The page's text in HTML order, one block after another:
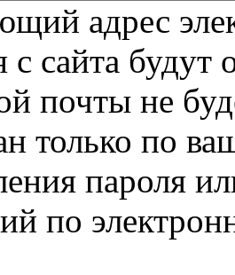
адрес
сайта будут
почты не
только по
пароля
по